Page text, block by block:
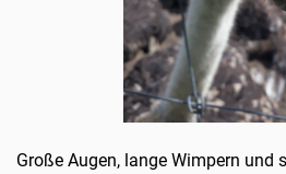
Große Augen, lange Wimpern und